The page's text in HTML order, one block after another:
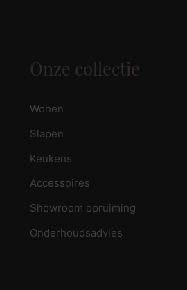
Onze collectie
Wonen
Slapen
Keukens
Accessoires
Showroom opruiming
Onderhoudsadvies